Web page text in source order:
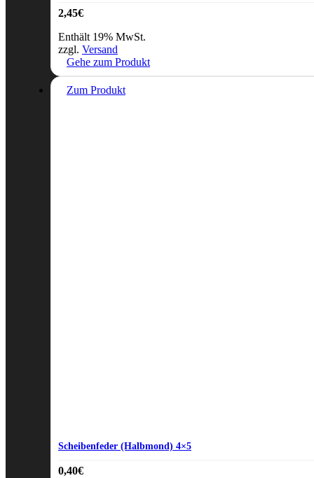
2,45€
Enthält 19% MwSt.
zzgl. Versand
Gehe zum Produkt
Zum Produkt
Scheibenfeder (Halbmond) 4×5
0,40€